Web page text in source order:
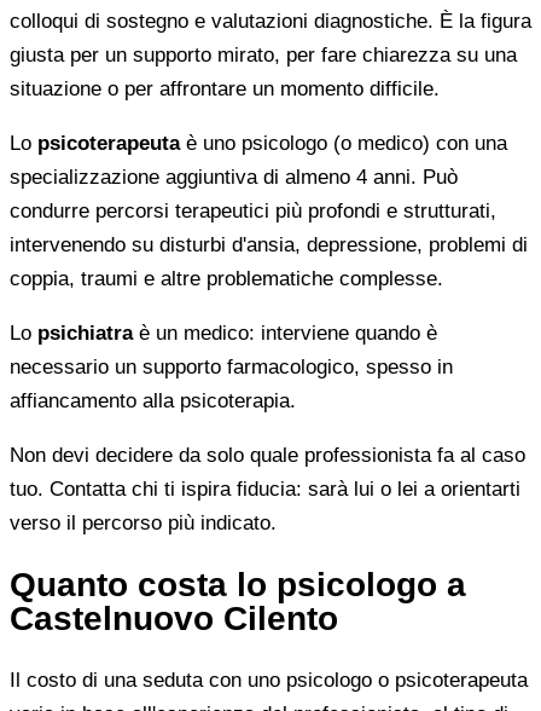
colloqui di sostegno e valutazioni diagnostiche. È la figura
giusta per un supporto mirato, per fare chiarezza su una
situazione o per affrontare un momento difficile.
Lo psicoterapeutaè uno psicologo (o medico) con una
specializzazione aggiuntiva di almeno 4 anni. Può
condurre percorsi terapeutici più profondi e strutturati,
intervenendo su disturbi d'ansia, depressione, problemi di
coppia, traumi e altre problematiche complesse.
Lo psichiatraè un medico: interviene quando è
necessario un supporto farmacologico, spesso in
affiancamento alla psicoterapia.
Non devi decidere da solo quale professionista fa al caso
tuo. Contatta chi ti ispira fiducia: sarà lui o lei a orientarti
verso il percorso più indicato.
Quanto costa lo psicologo a
Castelnuovo Cilento
Il costo di una seduta con uno psicologo o psicoterapeuta